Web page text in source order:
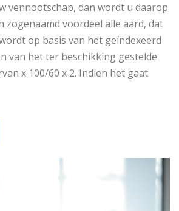
vennootschap, dan wordt u daarop
zogenaamd voordeel alle aard, dat
op basis van het geïndexeerd
van het ter beschikking gestelde
x 100/60 x 2. Indien het gaat